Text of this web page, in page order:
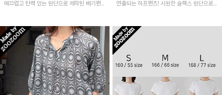
매끄럽고 탄력 있는 원단으로 제작된 배기팬츠
연출되는 하프팬츠! 시원한 슬랙스 원단으로